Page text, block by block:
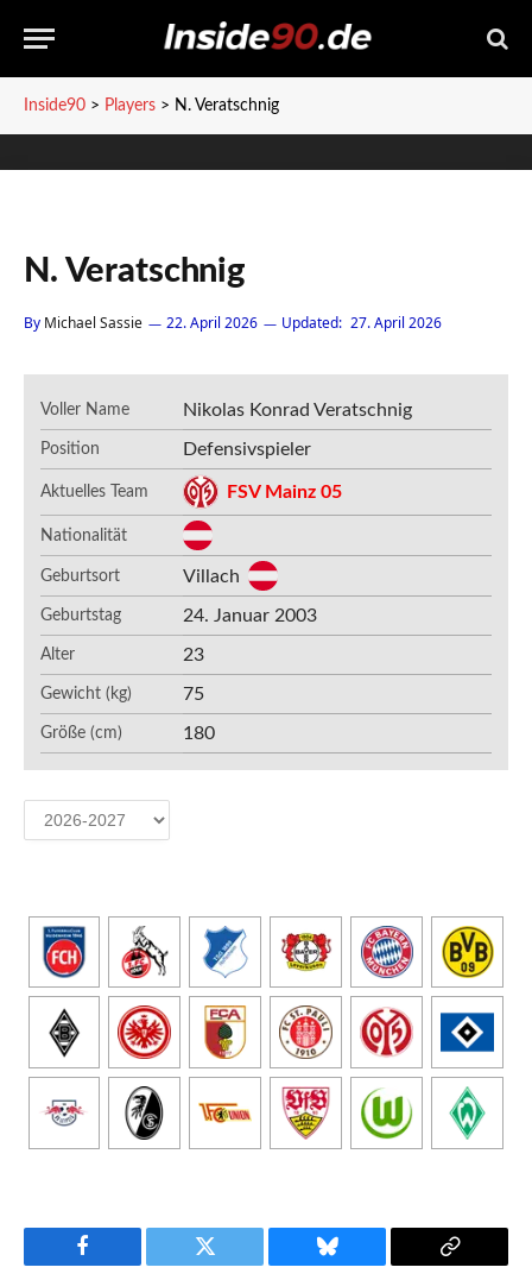
Inside90 > Players > N. Veratschnig
N. Veratschnig
By Michael Sassie 22. April 2026 Updated: 27. April 2026
Voller Name Nikolas Konrad Veratschnig
Position Defensivspieler
Aktuelles Team FSV Mainz 05
Nationalität
Geburtsort Villach
Geburtstag 24. Januar 2003
Alter 23
Gewicht (kg) 75
Größe (cm) 180
Facebook Twitter Bluesky
Copy